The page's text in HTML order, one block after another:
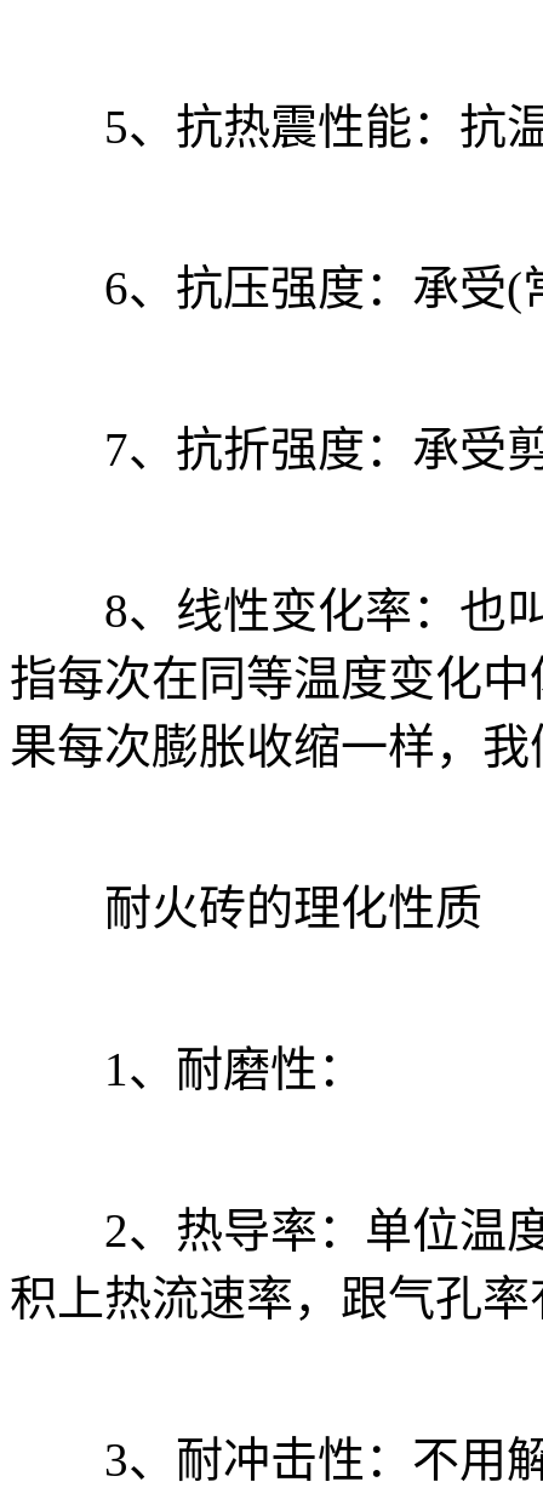
5、抗热震性能：抗温
6、抗压强度：承受(
7、抗折强度：承受
8、线性变化率：也叫
指每次在同等温度变化
果每次膨胀收缩一样，
耐火砖的理化性质
1、耐磨性：
2、热导率：单位温度
积上热流速率，跟气孔率
3、耐冲击性：不用解